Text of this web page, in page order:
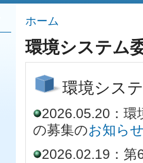
動
現在地
ホーム
環境システム
環境シス
2026.05.20：
の募集のお知ら
2026.02.19：